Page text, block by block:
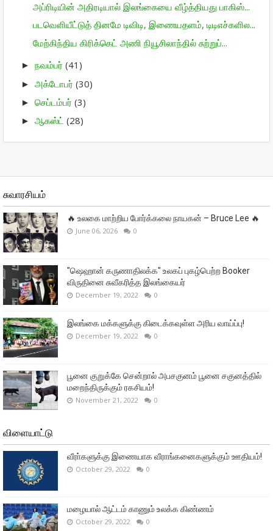
அப்ரிடியின் அதிரடியால் இலங்கையை வீழ்த்தியது பாகிஸ்...
படவெளியீட்டுத் தினமே டிவிடி, இணையதளம், டிடிஎச்களில...
மேற்கிந்திய கிரிக்கெட் அணி நியூசிலாந்தில் சுற்றுப்...
► நவம்பர் (41)
► அக்டோபர் (30)
► செப்டம்பர் (3)
► ஆகஸ்ட் (28)
சுவாரசியம்
🔥 உலகை மாற்றிய போர்க்கலை நாயகன் – Bruce Lee 🔥
June 06, 2026 0
"ஷெஹான் கருணாதிலக்க" உலகப் புகழ்பெற்ற Booker
விருதினை சுவீகரித்த இலங்கையர்
December 19, 2022 0
இலங்கை மக்களுக்கு கிடைக்கவுள்ள அரிய வாய்ப்பு!
December 19, 2022 0
பூனை குறுக்கே சென்றால் அபசகுனம் பூனை சகுனத்தில்
மறைந்திருக்கும் ரகசியம்!
November 21, 2022 0
விளையாட்டு
வீரா்களுக்கு இணையாக வீராங்கனைகளுக்கும் ஊதியம்!
October 29, 2022 0
மழையால் ஆட்டம் காணும் உலக்க கிண்ணம்
October 29, 2022 0